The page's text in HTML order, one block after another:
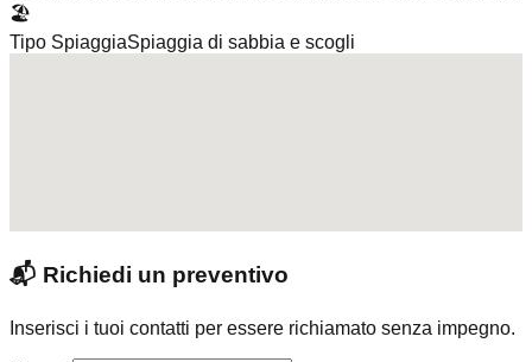
🏖️
Tipo SpiaggiaSpiaggia di sabbia e scogli
📬 Richiedi un preventivo
Inserisci i tuoi contatti per essere richiamato senza impegno.